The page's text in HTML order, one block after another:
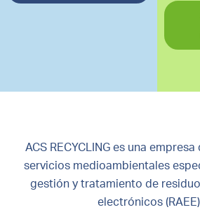
ACS RECYCLING es una
servicios medioambientales
gestión y tratamiento de
electrónicos